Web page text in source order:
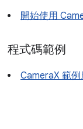
開始使用
程式碼範例
CameraX 範